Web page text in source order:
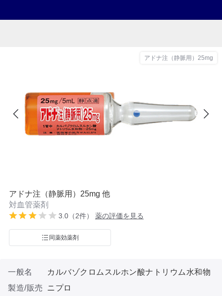
アドナ注（静脈用）25mg
アドナ注（静脈用）25mg 他
対血管薬剤
3.0（2件） 薬の評価を見る
同薬効薬剤
一般名
カルバゾクロムスルホン酸ナトリウム水和物
製造/販売
ニプロ